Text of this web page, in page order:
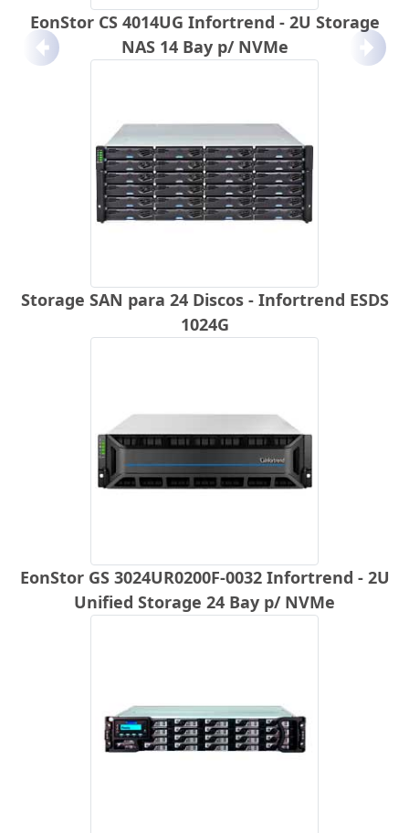
EonStor CS 4014UG Infortrend - 2U Storage
NAS 14 Bay p/ NVMe
Storage SAN para 24 Discos - Infortrend ESDS
1024G
EonStor GS 3024UR0200F-0032 Infortrend - 2U
Unified Storage 24 Bay p/ NVMe
Anterior